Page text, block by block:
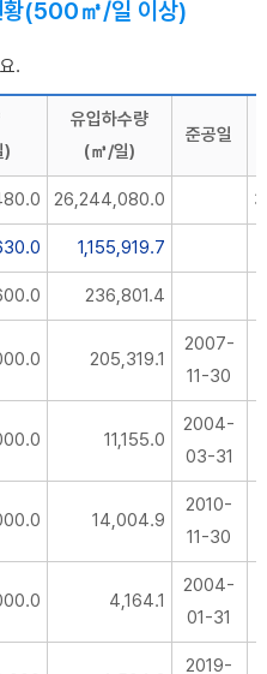
황(500㎥/일 이상)
.
)
유입하수량
(㎥/일)
준공일
26,244,080.0
1,155,919.7
236,801.4
205,319.1
2007-
11-30
11,155.0
2004-
03-31
14,004.9
2010-
11-30
4,164.1
2004-
01-31
2019-